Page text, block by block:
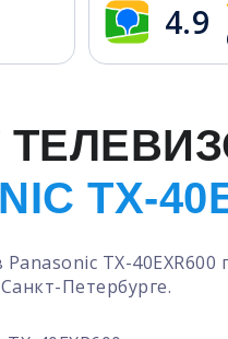
4.9
TX-
TX-
Петербурге.